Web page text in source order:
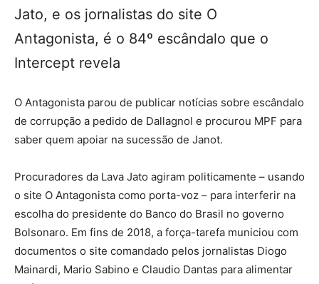
Jato, e os jornalistas do site O
Antagonista, é o 84º escândalo que o
Intercept revela
O Antagonista parou de publicar notícias sobre escândalo
de corrupção a pedido de Dallagnol e procurou MPF para
saber quem apoiar na sucessão de Janot.
Procuradores da Lava Jato agiram politicamente – usando
o site O Antagonista como porta-voz – para interferir na
escolha do presidente do Banco do Brasil no governo
Bolsonaro. Em fins de 2018, a força-tarefa municiou com
documentos o site comandado pelos jornalistas Diogo
Mainardi, Mario Sabino e Claudio Dantas para alimentar